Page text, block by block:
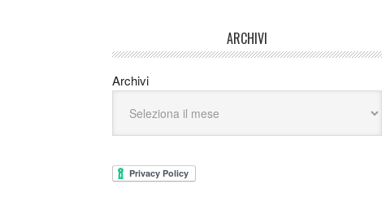
ARCHIVI
Archivi